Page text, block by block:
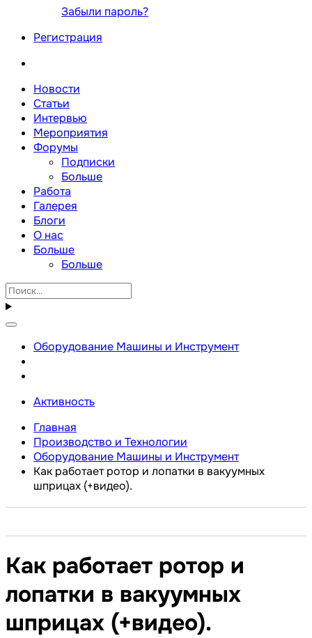
Забыли пароль?
Регистрация
Новости
Статьи
Интервью
Мероприятия
Форумы
Подписки
Больше
Работа
Галерея
Блоги
О нас
Больше
Больше
Оборудование Машины и Инструмент
Активность
Главная
Производство и Технологии
Оборудование Машины и Инструмент
Как работает ротор и лопатки в вакуумных
шприцах (+видео).
Как работает ротор и
лопатки в вакуумных
шприцах (+видео).